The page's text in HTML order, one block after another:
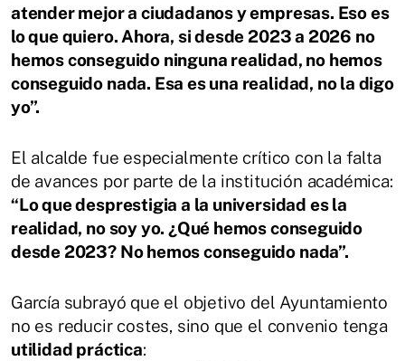
atender mejor a ciudadanos y empresas. Eso es
lo que quiero. Ahora, si desde 2023 a 2026 no
hemos conseguido ninguna realidad, no hemos
conseguido nada. Esa es una realidad, no la digo
yo”.
El alcalde fue especialmente crítico con la falta
de avances por parte de la institución académica:
“Lo que desprestigia a la universidad es la
realidad, no soy yo. ¿Qué hemos conseguido
desde 2023? No hemos conseguido nada”.
García subrayó que el objetivo del Ayuntamiento
no es reducir costes, sino que el convenio tenga
utilidad práctica: